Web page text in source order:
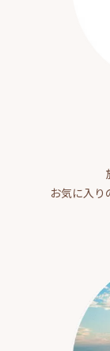
お気に入